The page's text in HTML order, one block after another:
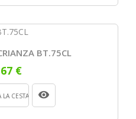
BT.75CL
€
CESTA